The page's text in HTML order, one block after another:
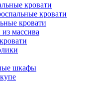
кровати
кровати
кровати
массива
шкафы